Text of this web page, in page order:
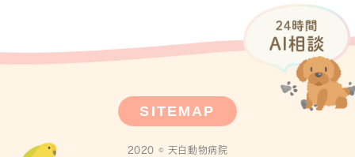
SITEMAP
2020 © 天白動物病院